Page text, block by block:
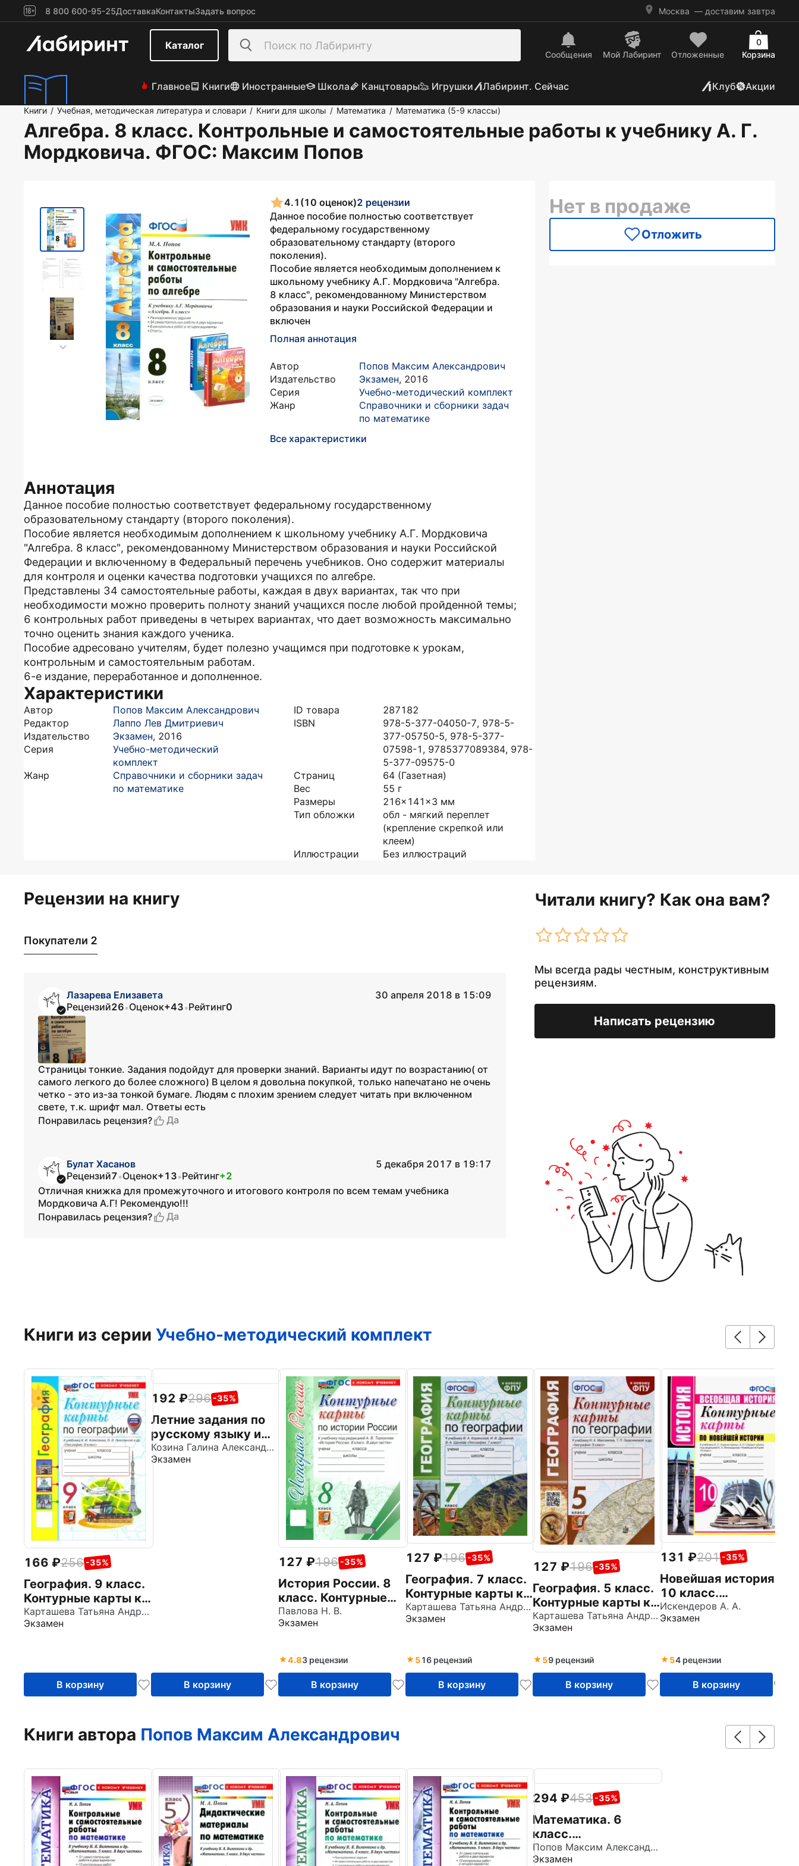
8 800 600-95-25ДоставкаКонтактыЗадать вопрос Москва — доставим завтра
Каталог
Сообщения Mой Лабиринт Отложенные Корзина
0
Главное Книги Иностранные Школа Канцтовары Игрушки Лабиринт. Сейчас Клуб Акции
Книги / Учебная, методическая литература и словари / Книги для школы / Математика / Математика (5-9 классы)
Алгебра. 8 класс. Контрольные и самостоятельные работы к учебнику А. Г.
Мордковича. ФГОС: Максим Попов
4.1 (10 оценок)2 рецензии
Данное пособие полностью соответствует
федеральному государственному
образовательному стандарту (второго
поколения).
Пособие является необходимым дополнением к
школьному учебнику А.Г. Мордковича "Алгебра.
8 класс", рекомендованному Министерством
образования и науки Российской Федерации и
включен
Полная аннотация
Автор
Попов Максим Александрович
Издательство
Экзамен, 2016
Серия
Учебно-методический комплект
Жанр
Справочники и сборники задач
по математике
Все характеристики
Аннотация
Данное пособие полностью соответствует федеральному государственному
образовательному стандарту (второго поколения).
Пособие является необходимым дополнением к школьному учебнику А.Г. Мордковича
"Алгебра. 8 класс", рекомендованному Министерством образования и науки Российской
Федерации и включенному в Федеральный перечень учебников. Оно содержит материалы
для контроля и оценки качества подготовки учащихся по алгебре.
Представлены 34 самостоятельные работы, каждая в двух вариантах, так что при
необходимости можно проверить полноту знаний учащихся после любой пройденной темы;
6 контрольных работ приведены в четырех вариантах, что дает возможность максимально
точно оценить знания каждого ученика.
Пособие адресовано учителям, будет полезно учащимся при подготовке к урокам,
контрольным и самостоятельным работам.
6-е издание, переработанное и дополненное.
Характеристики
Автор
Попов Максим Александрович
Редактор
Лаппо Лев Дмитриевич
Издательство
Экзамен, 2016
Серия
Учебно-методический
комплект
Жанр
Справочники и сборники задач
по математике
ID товара
287182
ISBN
978-5-377-04050-7, 978-5-
377-05750-5, 978-5-377-
07598-1, 9785377089384, 978-
5-377-09575-0
Страниц
64 (Газетная)
Вес
55 г
Размеры
216x141x3 мм
Тип обложки
обл - мягкий переплет
(крепление скрепкой или
клеем)
Иллюстрации
Без иллюстраций
Нет в продаже
Отложить
Рецензии на книгу Читали книгу? Как она вам?
Мы всегда рады честным, конструктивным
рецензиям.
Написать рецензию
Покупатели 2
Лазарева Елизавета
30 апреля 2018 в 15:09
Рецензий26•Оценок+43•Рейтинг0
Страницы тонкие. Задания подойдут для проверки знаний. Варианты идут по возрастанию( от
самого легкого до более сложного) В целом я довольна покупкой, только напечатано не очень
четко - это из-за тонкой бумаге. Людям с плохим зрением следует читать при включенном
свете, т.к. шрифт мал. Ответы есть
Понравилась рецензия?
Да
Булат Хасанов
5 декабря 2017 в 19:17
Рецензий7•Оценок+13•Рейтинг+2
Отличная книжка для промежуточного и итогового контроля по всем темам учебника
Мордковича А.Г! Рекомендую!!!
Понравилась рецензия?
Да
Книги из серии Учебно-методический комплект
166 256 -35%
География. 9 класс.
Контурные карты к
учебнику А. И.
Алексеева, В. В.
Карташева Татьяна Андреевна
Экзамен
В корзину
192 296 -35%
Летние задания по
русскому языку и
математике.
Рабочая тетрадь за
Козина Галина Александровна
Экзамен
В корзину
127 196 -35%
История России. 8
класс. Контурные
карты к учебнику
под ред. А. В.
Павлова Н. В.
Экзамен
4.83 рецензии
В корзину
127 196 -35%
География. 7 класс.
Контурные карты к
учебнику
Коринской,
Карташева Татьяна Андреевна
Экзамен
516 рецензий
В корзину
127 196 -35%
География. 5 класс.
Контурные карты к
учебнику Н.А.
Максимова, Т.П.
ФГОС
Карташева Татьяна Андреевна
Экзамен
59 рецензий
В корзину
131 201 -35%
Новейшая история.
10 класс.
Контурные карты к
учебнику О.С.
ФГОС
Искендеров А. А.
Экзамен
54 рецензии
В корзину
Книги автора Попов Максим Александрович
294 453 -35%
Математика. 6
класс.
Дидактические
материалы к
Попов Максим Александрович
Экзамен